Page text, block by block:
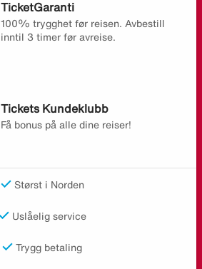
TicketGaranti
100% trygghet før reisen. Avbestill
inntil 3 timer før avreise.
Tickets Kundeklubb
Få bonus på alle dine reiser!
Størst i Norden
Uslåelig service
Trygg betaling